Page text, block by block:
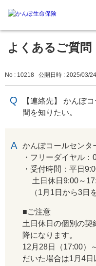
よくあるご質問
No : 10218 公開日時 : 2025/03/
【連絡先】 かんぽ
間を知りたい。
かんぽコールセンタ
・フリーダイヤル
・受付時間：平日
土日休日9:00～
（1月1日から3日
■ご注意
土日休日の個別の契
降になります。
12月28日（17:00）
だいた場合は1月4日